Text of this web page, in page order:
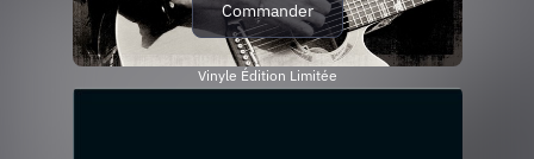
Commander
Vinyle Édition Limitée